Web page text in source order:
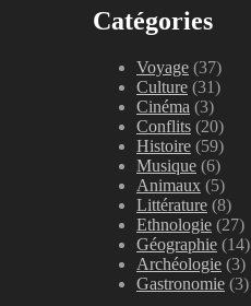
Catégories
Voyage (37)
Culture (31)
Cinéma (3)
Conflits (20)
Histoire (59)
Musique (6)
Animaux (5)
Littérature (8)
Ethnologie (27)
Géographie (14)
Archéologie (3)
Gastronomie (3)